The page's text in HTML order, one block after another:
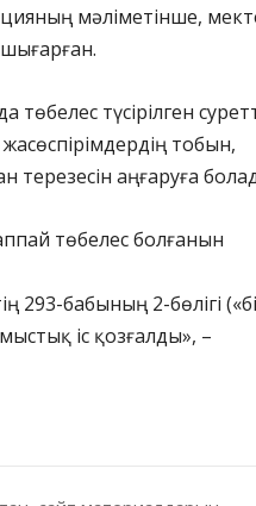
мәліметінше,
түсірілген
тобын,
терезесін аңғаруға
төбелес болғанын
293-бабының 2-бөлігі
іс қозғалды», –